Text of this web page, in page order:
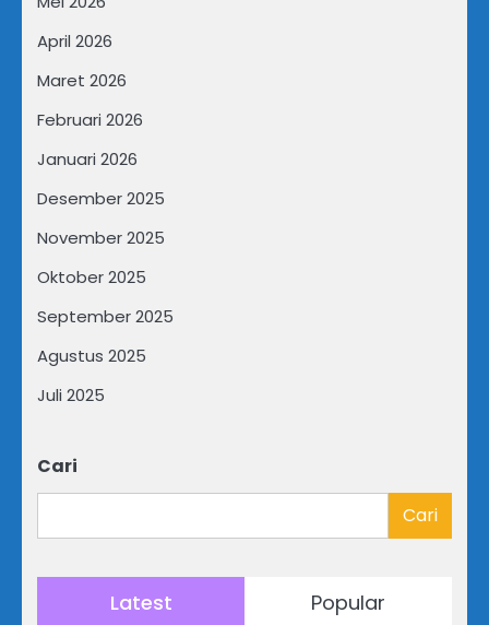
April 2026
Maret 2026
Februari 2026
Januari 2026
Desember 2025
November 2025
Oktober 2025
September 2025
Agustus 2025
Juli 2025
Cari
Cari
Latest Popular